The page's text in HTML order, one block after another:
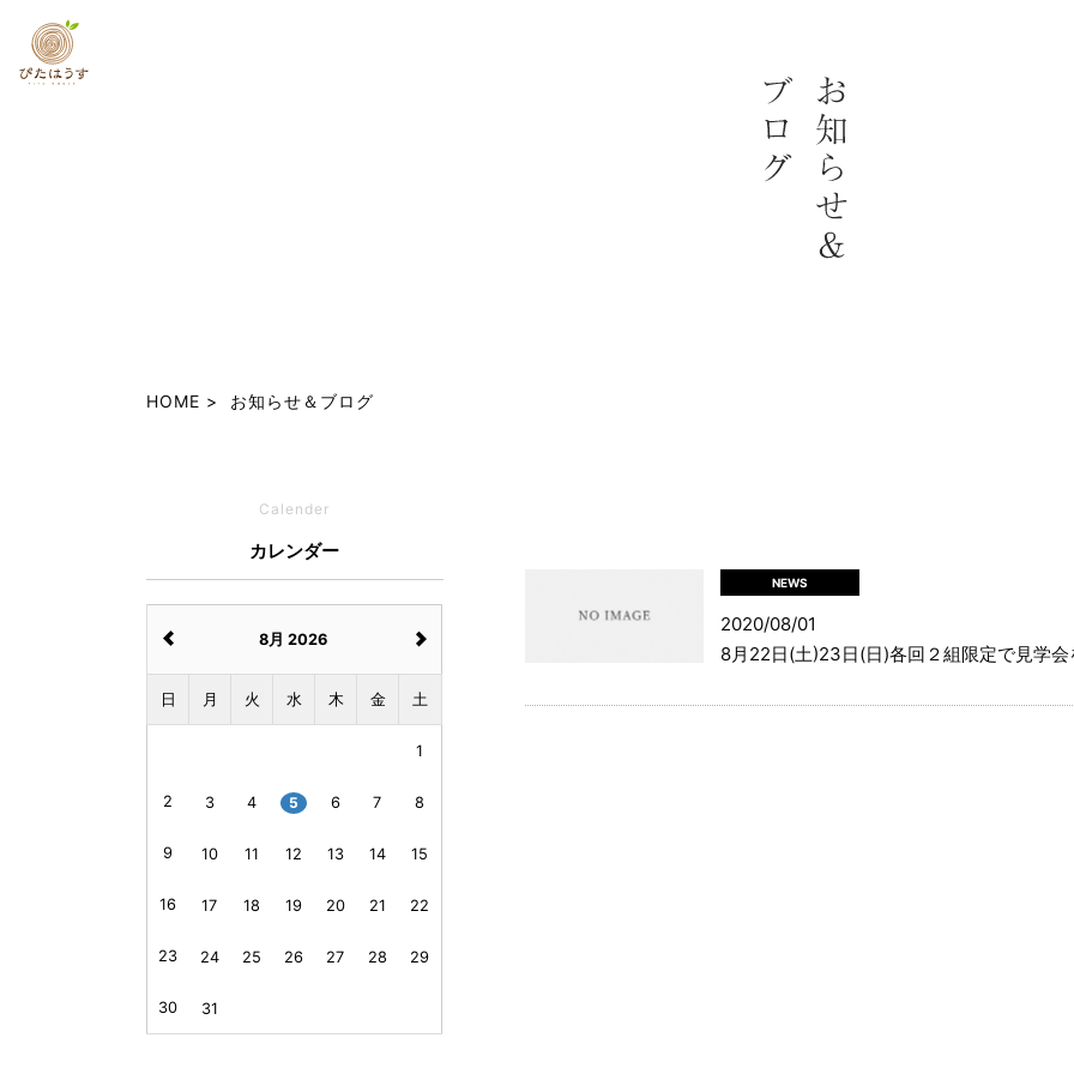
HOME お知らせ＆ブログ
NEWS
2020/08/01
8月22日(土)23日(日)各回２組限定で見学会
Calender
カレンダー
8月 2026
日 月 火 水 木 金 土
1
2 3 4 5 6 7 8
9 10 11 12 13 14 15
16 17 18 19 20 21 22
23 24 25 26 27 28 29
30 31